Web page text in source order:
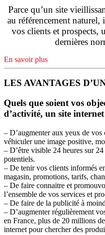
Parce qu’un site
au référencement naturel,
vos clients et prospects,
dernières
En savoir plus
LES AVANTAGES
Quels que soient vos
d’activité, un site
– D’augmenter aux yeux de
véhiculer une image positive,
– D’être visible 24 heures sur
potentiels.
– De tenir vos clients informés
magasin, promotions, tarifs,
– De faire connaitre et
l’ensemble de vos services et
– De faire de la publicité à
– D’augmenter régulièrement
en France, plus de 20 millions
internet pour chercher des